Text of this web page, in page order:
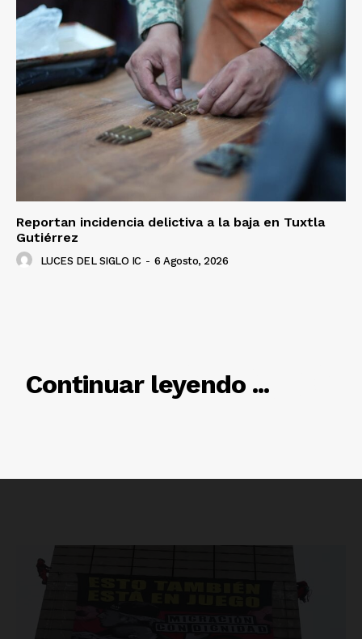
Luces
Reportan incidencia delictiva a la baja en Tuxtla
Gutiérrez
LUCES DEL SIGLO IC - 6 Agosto, 2026
Continuar leyendo ...
RELACIONADO